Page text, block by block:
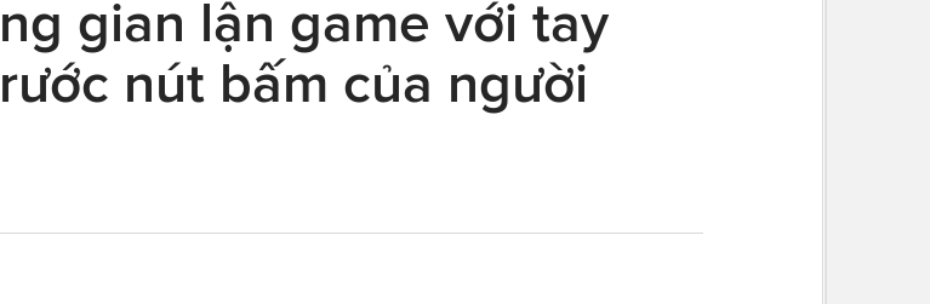
gian lận game với tay
nút bấm của người